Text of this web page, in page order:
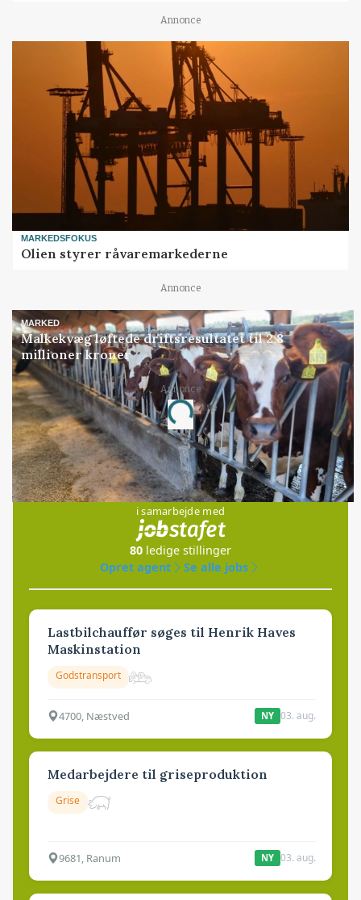
Annonce
MARKEDSFOKUS
Olien styrer råvaremarkederne
Annonce
MARKED
Malkekvæg løftede driftsresultatet til 2,8
millioner kroner
Annonce
Loading...
Jobs
i samarbejde med
80 ledige stillinger
Opret agent
Se alle jobs
Lastbilchauffør søges til Henrik Haves
Maskinstation
Godstransport
4700, Næstved NY 03. aug.
Medarbejdere til griseproduktion
Grise
9681, Ranum NY 03. aug.